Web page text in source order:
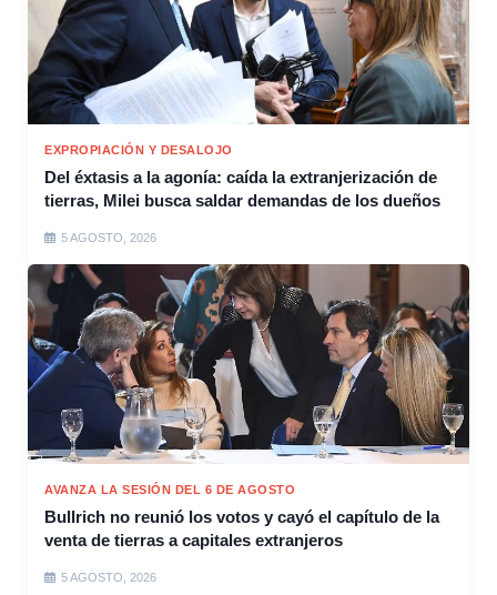
EXPROPIACIÓN Y DESALOJO
Del éxtasis a la agonía: caída la extranjerización de
tierras, Milei busca saldar demandas de los dueños
5 AGOSTO, 2026
AVANZA LA SESIÓN DEL 6 DE AGOSTO
Bullrich no reunió los votos y cayó el capítulo de la
venta de tierras a capitales extranjeros
5 AGOSTO, 2026